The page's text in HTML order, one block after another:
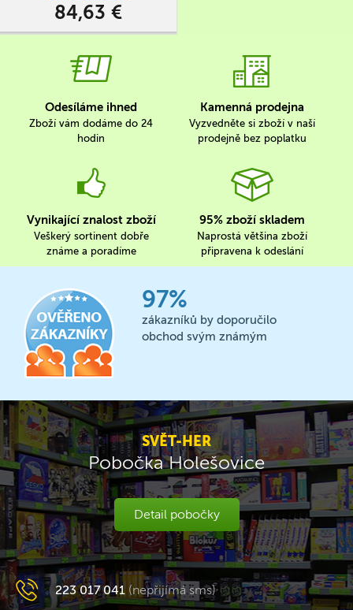
84,63 €
Odesíláme ihned
Zboží vám dodáme do 24
hodin
Kamenná prodejna
Vyzvedněte si zboží v naší
prodejně bez poplatku
Vynikající znalost zboží
Veškerý sortinent dobře
známe a poradíme
95% zboží skladem
Naprostá většina zboží
připravena k odeslání
97%
zákazníků by doporučilo
obchod svým známým
SVĚT-HER
Pobočka Holešovice
Detail pobočky
223 017 041 (nepřijímá sms)